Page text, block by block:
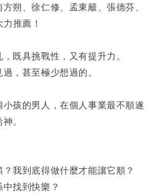
朔、徐仁修、孟東籬、張德芬、
推薦！
既具挑戰性，又有提升力。
，甚至極少想過的。
孩的男人，在個人事業最不順遂
。
我到底得做什麼才能讓它順？
找到快樂？